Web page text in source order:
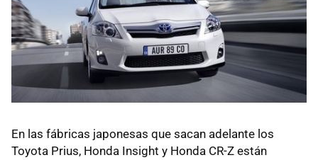
En las fábricas japonesas que sacan adelante los
Toyota Prius, Honda Insight y Honda CR-Z están